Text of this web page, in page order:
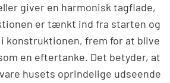
giver en harmonisk tagflade,
er tænkt ind fra starten og
konstruktionen, frem for at blive
en eftertanke. Det betyder, at
husets oprindelige udseende